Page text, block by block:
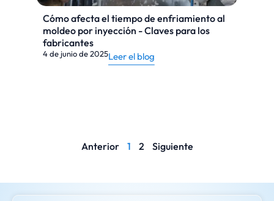
Cómo afecta el tiempo de enfriamiento al
moldeo por inyección - Claves para los
fabricantes
4 de junio de 2025Leer el blog
Anterior 1 2 Siguiente